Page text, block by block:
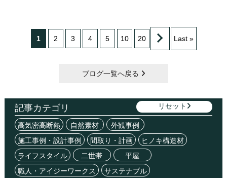
1 2 3 4 5 10 20 Last »
ブログ一覧へ戻る
記事カテゴリ リセット
高気密高断熱 自然素材
外観事例
施工事例・設計事例
間取り・計画
ヒノキ構造材
ライフスタイル
二世帯
平屋
職人・アイジーワークス
サステナブル